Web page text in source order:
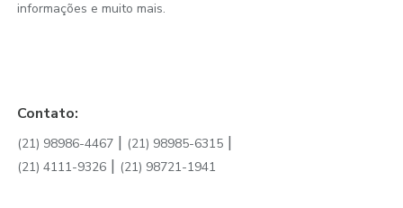
informações e muito mais.
Contato:
(21) 98986-4467 | (21) 98985-6315 |
(21) 4111-9326 | (21) 98721-1941